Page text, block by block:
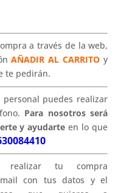
a través de la web,
AÑADIR AL CARRITO y
te pedirán.
puedes realizar
Para nosotros será
y ayudarte en lo que
realizar tu compra
con tus datos y el